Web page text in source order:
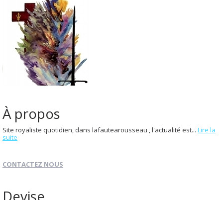
À propos
Site royaliste quotidien, dans lafautearousseau , l'actualité est... Lire la
suite
CONTACTEZ NOUS
Devise